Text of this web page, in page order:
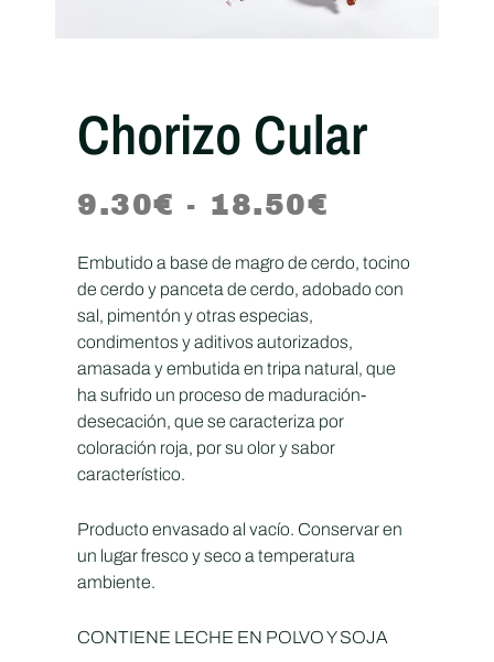
Chorizo Cular
9.30€ - 18.50€
Embutido a base de magro de cerdo, tocino
de cerdo y panceta de cerdo, adobado con
sal, pimentón y otras especias,
condimentos y aditivos autorizados,
amasada y embutida en tripa natural, que
ha sufrido un proceso de maduración-
desecación, que se caracteriza por
coloración roja, por su olor y sabor
característico.
Producto envasado al vacío. Conservar en
un lugar fresco y seco a temperatura
ambiente.
CONTIENE LECHE EN POLVO Y SOJA